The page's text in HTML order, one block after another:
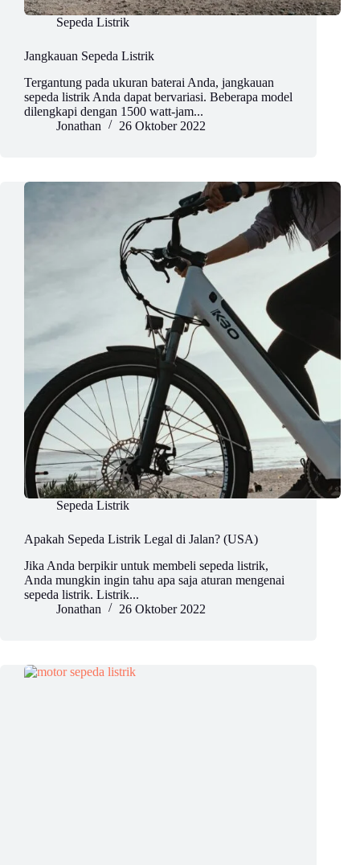
Sepeda Listrik
Jangkauan Sepeda Listrik
Tergantung pada ukuran baterai Anda, jangkauan
sepeda listrik Anda dapat bervariasi. Beberapa model
dilengkapi dengan 1500 watt-jam...
Jonathan
26 Oktober 2022
Sepeda Listrik
Apakah Sepeda Listrik Legal di Jalan? (USA)
Jika Anda berpikir untuk membeli sepeda listrik,
Anda mungkin ingin tahu apa saja aturan mengenai
sepeda listrik. Listrik...
Jonathan
26 Oktober 2022